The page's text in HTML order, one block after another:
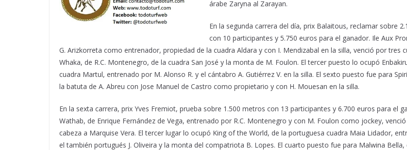
árabe Zaryna al Zarayan.
En la segunda carrera del día, prix Balaitous, reclamar sobre
con 10 participantes y 5.750 euros para el ganador. Ile Aux
G. Arizkorreta como entrenador, propiedad de la cuadra Aldara y con I. Mendizabal en la silla, venció por tres
Whaka, de R.C. Montenegro, de la cuadra San José y la monta de M. Foulon. El tercer puesto lo ocupó
cuadra Martul, entrenado por M. Alonso R. y el cántabro A. Gutiérrez V. en la silla. El sexto puesto fue para
la batuta de A. Abreu con Jose Manuel de Castro como propietario y con H. Mouesan en la silla.
En la sexta carrera, prix Yves Fremiot, prueba sobre 1.500 metros con 13 participantes y 6.700 euros para el
Wathab, de Enrique Fernández de Vega, entrenado por R.C. Montenegro y con M. Foulon como jockey,
cabeza a Marquise Vera. El tercer lugar lo ocupó King of the World, de la portuguesa cuadra Maia Lidador,
el también portugués J. Oliveira y la monta del compatriota B. Lopes. El cuarto puesto fue para Malwina Bella,